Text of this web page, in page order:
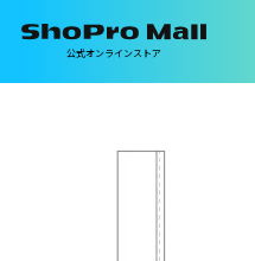
公式オンラインストア